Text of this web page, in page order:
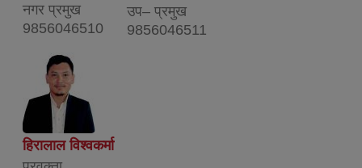
नगर प्रमुख
9856046510
उप– प्रमुख
9856046511
हिरालाल विश्वकर्मा